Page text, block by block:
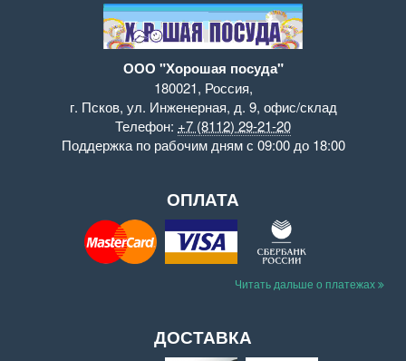
ООО "Хорошая посуда"
180021, Россия,
г. Псков, ул. Инженерная, д. 9, офис/склад
Телефон: +7 (8112) 29-21-20
Поддержка по рабочим дням с 09:00 до 18:00
ОПЛАТА
Читать дальше о платежах
ДОСТАВКА